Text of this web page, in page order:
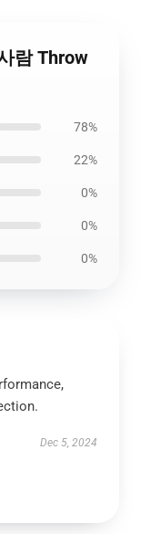
람 Throw
78%
22%
0%
0%
0%
Dec 5, 2024